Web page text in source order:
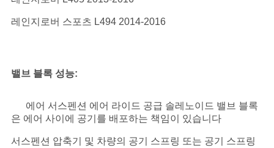
레인지로버 스포츠 L494 2014-2016
밸브 블록 성능:
에어 서스펜션 에어 라이드 공급 솔레노이드 밸브 블록
은 에어 사이에 공기를 배포하는 책임이 있습니다
서스펜션 압축기 및 차량의 공기 스프링 또는 공기 스프링